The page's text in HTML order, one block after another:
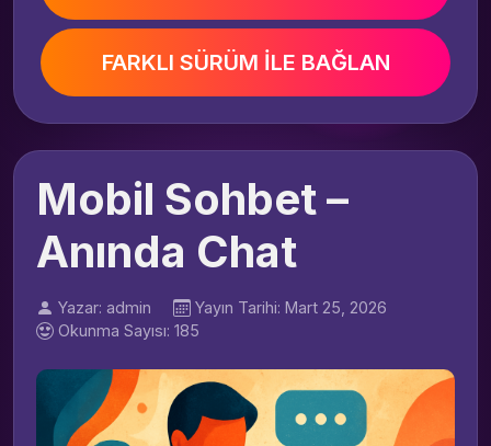
FARKLI SÜRÜM İLE BAĞLAN
Mobil Sohbet –
Anında Chat
Yazar: admin
Yayın Tarihi: Mart 25, 2026
Okunma Sayısı: 185